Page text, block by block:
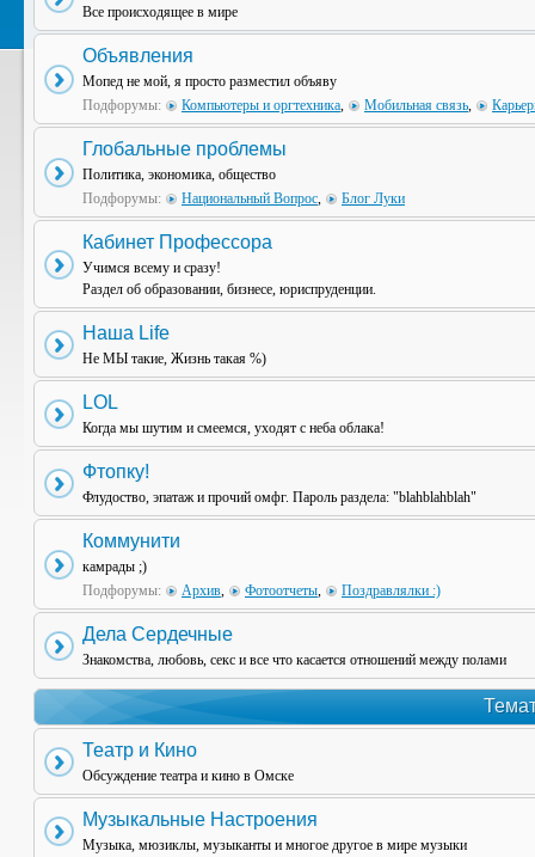
Все происходящее в мире
Объявления
Мопед не мой, я просто разместил объяву
Подфорумы:
Компьютеры и оргтехника, Мобильная связь,
Глобальные проблемы
Политика, экономика, общество
Подфорумы:
Национальный Вопрос, Блог Луки
Кабинет Профессора
Учимся всему и сразу!
Раздел об образовании, бизнесе, юриспруденции.
Наша Life
Не МЫ такие, Жизнь такая %)
LOL
Когда мы шутим и смеемся, уходят с неба облака!
Фтопку!
Флудоство, эпатаж и прочий омфг. Пароль раздела: "blahblahblah"
Коммунити
камрады ;)
Подфорумы:
Архив, Фотоотчеты, Поздравлялки :)
Дела Сердечные
Знакомства, любовь, секс и все что касается отношений между полами
Театр и Кино
Обсуждение театра и кино в Омске
Музыкальные Настроения
Музыка, мюзиклы, музыканты и многое другое в мире музыки